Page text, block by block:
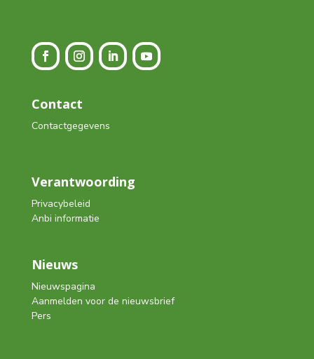
Contact
Contactgegevens
Verantwoording
Privacybeleid
Anbi informatie
Nieuws
Nieuwspagina
Aanmelden voor de nieuwsbrief
Pers